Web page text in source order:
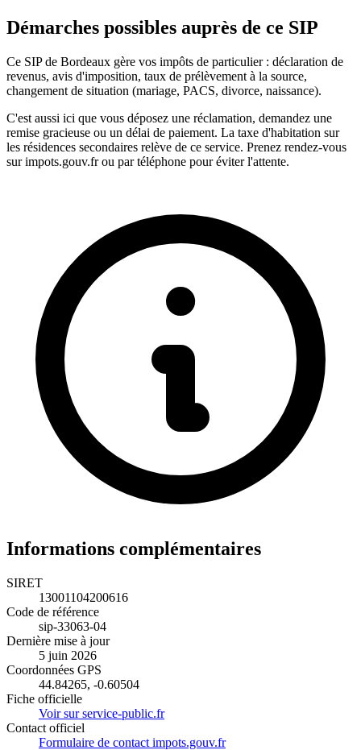
Démarches possibles auprès de ce SIP
Ce SIP de Bordeaux gère vos impôts de particulier : déclaration de
revenus, avis d'imposition, taux de prélèvement à la source,
changement de situation (mariage, PACS, divorce, naissance).
C'est aussi ici que vous déposez une réclamation, demandez une
remise gracieuse ou un délai de paiement. La taxe d'habitation sur
les résidences secondaires relève de ce service. Prenez rendez-vous
sur impots.gouv.fr ou par téléphone pour éviter l'attente.
Informations complémentaires
SIRET
13001104200616
Code de référence
sip-33063-04
Dernière mise à jour
5 juin 2026
Coordonnées GPS
44.84265, -0.60504
Fiche officielle
Voir sur service-public.fr
Contact officiel
Formulaire de contact impots.gouv.fr